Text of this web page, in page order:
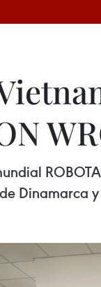
Dinamarca